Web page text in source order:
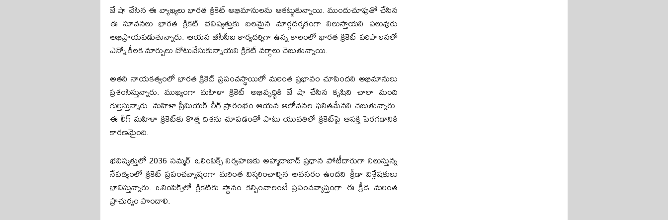
జే షా చేసిన ఈ వ్యాఖ్యలు భారత క్రికెట్ అభిమానులను ఆకట్టుకున్నాయి. ముందుచూపుతో చేసిన
ఈ సూచనలు భారత క్రికెట్ భవిష్యత్తుకు బలమైన మార్గదర్శకంగా నిలుస్తాయని పలువురు
అభిప్రాయపడుతున్నారు. ఆయన బీసీసీఐ కార్యదర్శిగా ఉన్న కాలంలో భారత క్రికెట్ పరిపాలనలో
ఎన్నో కీలక మార్పులు చోటుచేసుకున్నాయని క్రికెట్ వర్గాలు చెబుతున్నాయి.
అతని నాయకత్వంలో భారత క్రికెట్ ప్రపంచస్థాయిలో మరింత ప్రభావం చూపిందని అభిమానులు
ప్రశంసిస్తున్నారు. ముఖ్యంగా మహిళా క్రికెట్ అభివృద్ధికి జే షా చేసిన కృషిని చాలా మంది
గుర్తిస్తున్నారు. మహిళా ప్రీమియర్ లీగ్ ప్రారంభం ఆయన ఆలోచనల ఫలితమేనని చెబుతున్నారు.
ఈ లీగ్ మహిళా క్రికెట్‌కు కొత్త దిశను చూపడంతో పాటు యువతిలో క్రికెట్‌పై ఆసక్తి పెరగడానికి
కారణమైంది.
భవిష్యత్తులో 2036 సమ్మర్ ఒలింపిక్స్ నిర్వహణకు అహ్మదాబాద్ ప్రధాన పోటీదారుగా నిలుస్తున్న
నేపథ్యంలో క్రికెట్ ప్రపంచవ్యాప్తంగా మరింత విస్తరించాల్సిన అవసరం ఉందని క్రీడా విశ్లేషకులు
భావిస్తున్నారు. ఒలింపిక్స్‌లో క్రికెట్‌కు స్థానం కల్పించాలంటే ప్రపంచవ్యాప్తంగా ఈ క్రీడ మరింత
ప్రాచుర్యం పొందాలి.